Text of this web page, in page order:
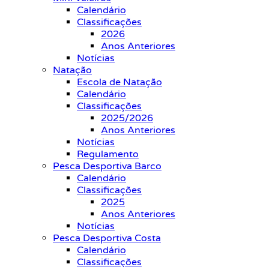
Calendário
Classificações
2026
Anos Anteriores
Notícias
Natação
Escola de Natação
Calendário
Classificações
2025/2026
Anos Anteriores
Notícias
Regulamento
Pesca Desportiva Barco
Calendário
Classificações
2025
Anos Anteriores
Notícias
Pesca Desportiva Costa
Calendário
Classificações